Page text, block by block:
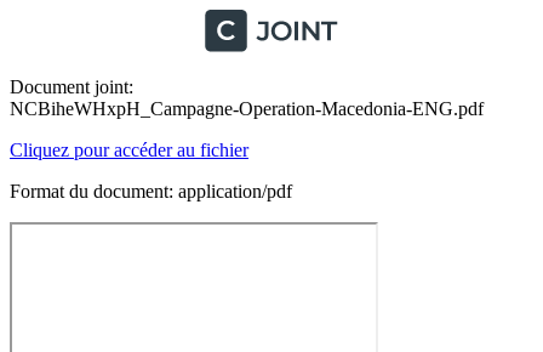
Document joint:
NCBiheWHxpH_Campagne-Operation-Macedonia-ENG.pdf
Cliquez pour accéder au fichier
Format du document: application/pdf